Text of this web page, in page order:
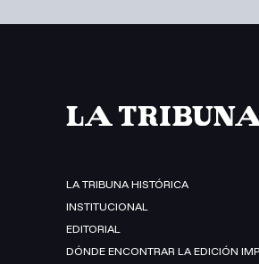
LA TRIBUNA HISTÓRICA
INSTITUCIONAL
EDITORIAL
DÓNDE ENCONTRAR LA EDICIÓN